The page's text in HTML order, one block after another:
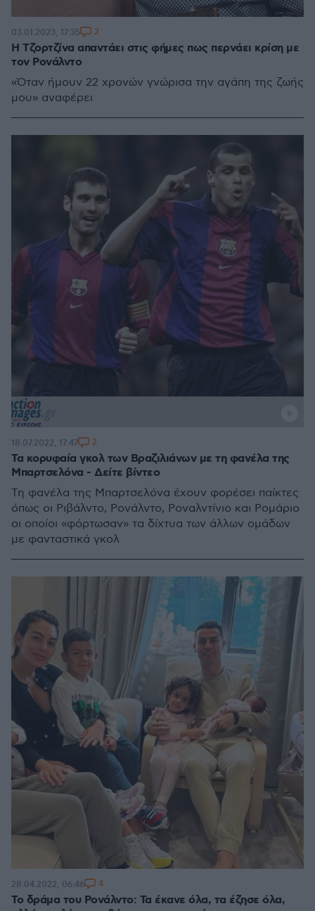
H Τζορτζίνα απαντάει στις φήμες πως περνάει κρίση με
τον Ρονάλντο
«Όταν ήμουν 22 χρονών γνώρισα την αγάπη της ζωής
μου» αναφέρει
03.01.2023, 17:35 2
Τα κορυφαία γκολ των Βραζιλιάνων με τη φανέλα της
Μπαρτσελόνα - Δείτε βίντεο
Τη φανέλα της Μπαρτσελόνα έχουν φορέσει παίκτες
όπως οι Ριβάλντο, Ρονάλντο, Ροναλντίνιο και Ρομάριο
οι οποίοι «φόρτωσαν» τα δίχτυα των άλλων ομάδων
με φανταστικά γκολ
18.07.2022, 17:47 2
Το δράμα του Ρονάλντο: Τα έκανε όλα, τα έζησε όλα,
28.04.2022, 06:46 4